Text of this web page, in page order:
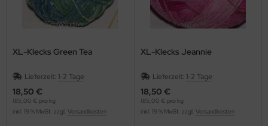
XL-Klecks Green Tea
Lieferzeit: 1-2 Tage
18,50 €
185,00 € pro kg
inkl. 19 % MwSt. zzgl. Versandkosten
XL-Klecks Jeannie
Lieferzeit: 1-2 Tage
18,50 €
185,00 € pro kg
inkl. 19 % MwSt. zzgl. Versandkosten